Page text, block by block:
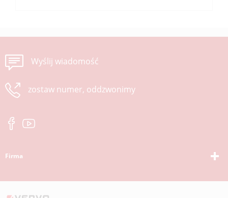
Wyślij wiadomość
zostaw numer, oddzwonimy
Firma